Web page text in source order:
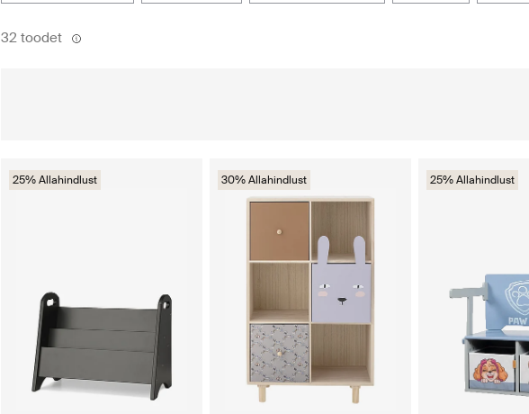
32 toodet
25% Allahindlust 30% Allahindlust 25% Allahindlust